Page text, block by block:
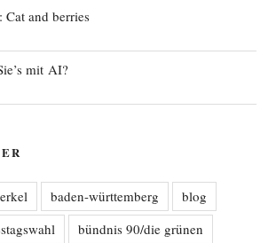
and berries
mit AI?
baden-württemberg
blog
bündnis 90/die grünen